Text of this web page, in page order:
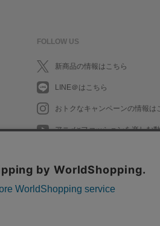
FOLLOW US
新商品の情報はこちら
LINE＠はこちら
おトクなキャンペーンの情報は
アニメ×ファッションを楽しむ
What's New in English